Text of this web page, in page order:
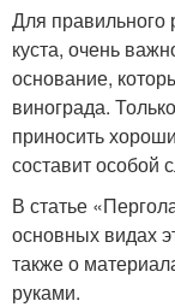
Для правильного
куста, очень
основание,
винограда.
приносить
составит особой
В статье
основных видах
также о
руками.